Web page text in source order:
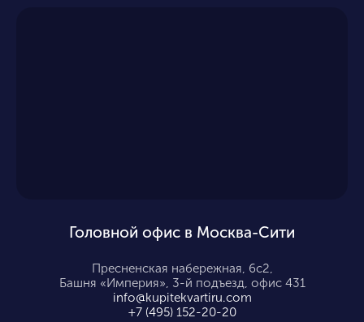
Головной офис в Москва-Сити
Пресненская набережная, 6с2,
Башня «Империя», 3-й подъезд, офис 431
info@kupitekvartiru.com
+7 (495) 152-20-20